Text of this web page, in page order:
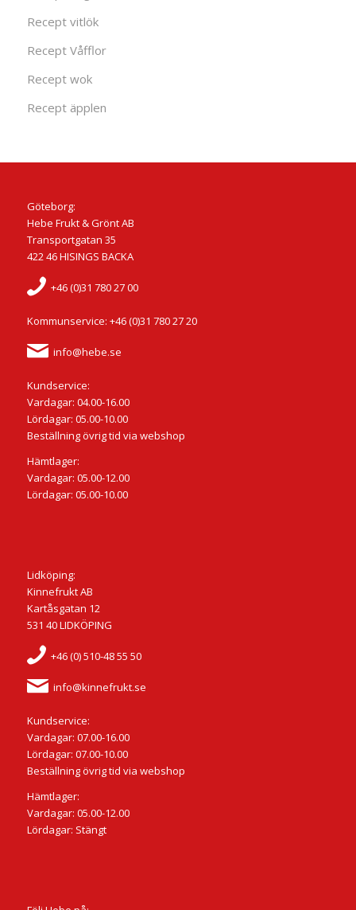
Recept vitlök
Recept Våfflor
Recept wok
Recept äpplen
Göteborg:
Hebe Frukt & Grönt AB
Transportgatan 35
422 46 HISINGS BACKA
+46 (0)31 780 27 00
Kommunservice: +46 (0)31 780 27 20
info@hebe.se
Kundservice:
Vardagar: 04.00-16.00
Lördagar: 05.00-10.00
Beställning övrig tid via webshop
Hämtlager:
Vardagar: 05.00-12.00
Lördagar: 05.00-10.00
Lidköping:
Kinnefrukt AB
Kartåsgatan 12
531 40 LIDKÖPING
+46 (0) 510-48 55 50
info@kinnefrukt.se
Kundservice:
Vardagar: 07.00-16.00
Lördagar: 07.00-10.00
Beställning övrig tid via webshop
Hämtlager:
Vardagar: 05.00-12.00
Lördagar: Stängt